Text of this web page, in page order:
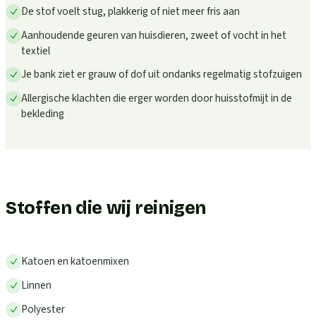
De stof voelt stug, plakkerig of niet meer fris aan
Aanhoudende geuren van huisdieren, zweet of vocht in het
textiel
Je bank ziet er grauw of dof uit ondanks regelmatig stofzuigen
Allergische klachten die erger worden door huisstofmijt in de
bekleding
Stoffen die wij reinigen
Katoen en katoenmixen
Linnen
Polyester